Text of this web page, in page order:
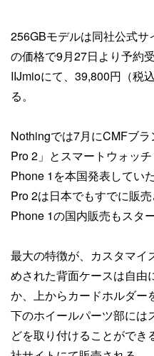
256GBモデルは同社公式サ
の価格で9月27日より予約
IIJmioにて、39,800円（税
る。
Nothingでは7月にCMFブ
Pro 2」とスマートウォッ
Phone 1を本国発表してい
Pro 2は日本でもすでに販
Phone 1の国内販売もスタ
最大の特徴が、カスタマイ
めされた背面ケースは自由
か、上からカードホルダー
下のホイールパーツ部には
どを取り付けることができ